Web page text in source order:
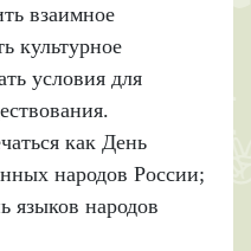
взаимное
культурное
условия для
как День
народов России;
языков народов